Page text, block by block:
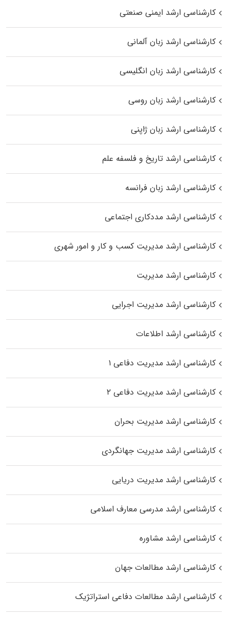
کارشناسی ارشد ایمنی صنعتی
کارشناسی ارشد زبان آلمانی
کارشناسی ارشد زبان انگلیسی
کارشناسی ارشد زبان روسی
کارشناسی ارشد زبان ژاپنی
کارشناسی ارشد تاریخ و فلسفه علم
کارشناسی ارشد زبان فرانسه
کارشناسی ارشد مددکاری اجتماعی
کارشناسی ارشد مدیریت کسب و کار و امور شهری
کارشناسی ارشد مدیریت
کارشناسی ارشد مدیریت اجرایی
کارشناسی ارشد اطلاعات
کارشناسی ارشد مدیریت دفاعی ۱
کارشناسی ارشد مدیریت دفاعی ۲
کارشناسی ارشد مدیریت بحران
کارشناسی ارشد مدیریت جهانگردی
کارشناسی ارشد مدیریت دریایی
کارشناسی ارشد مدرسی معارف اسلامی
کارشناسی ارشد مشاوره
کارشناسی ارشد مطالعات جهان
کارشناسی ارشد مطالعات دفاعی استراتژیک